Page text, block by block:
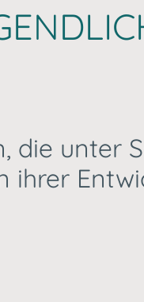
die unter
ihrer